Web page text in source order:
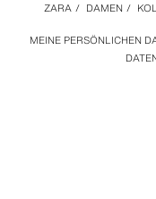
MEINE PERSÖNLICHEN
ZARA / DAMEN /